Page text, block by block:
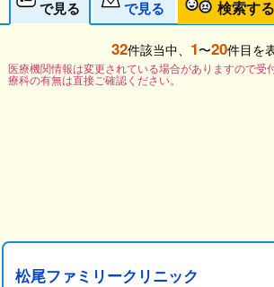
で見る
で見る
検索する
32件該当中、 1〜20件目を
医療機関情報は変更されている場合がありますので受
療科の有無は直接ご確認ください。
松尾ファミリークリニック